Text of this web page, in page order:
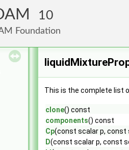
10
Foundation
This is the complete list
clone() const
components() const
Cp(const scalar p, const
D(const scalar p, const